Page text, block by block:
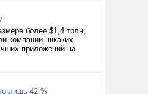
более $1,4 трлн,
компании никаких
приложений на
лишь 42 %